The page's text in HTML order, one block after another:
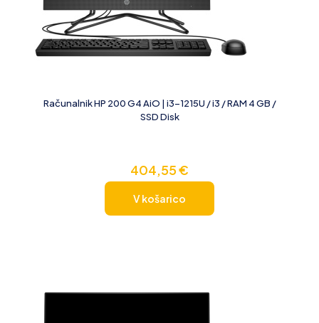
Računalnik HP 200 G4 AiO | i3-1215U / i3 / RAM 4 GB /
SSD Disk
404,55€
V košarico